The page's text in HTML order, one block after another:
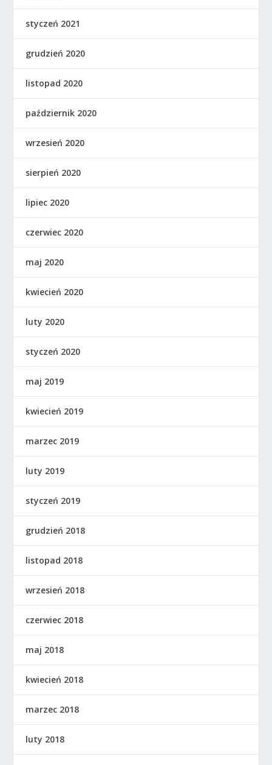
styczeń 2021
grudzień 2020
listopad 2020
październik 2020
wrzesień 2020
sierpień 2020
lipiec 2020
czerwiec 2020
maj 2020
kwiecień 2020
luty 2020
styczeń 2020
maj 2019
kwiecień 2019
marzec 2019
luty 2019
styczeń 2019
grudzień 2018
listopad 2018
wrzesień 2018
czerwiec 2018
maj 2018
kwiecień 2018
marzec 2018
luty 2018